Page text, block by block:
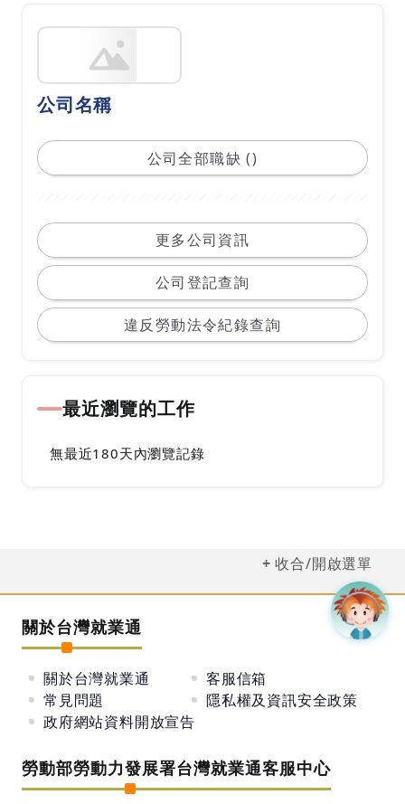
公司名稱
公司全部職缺 ()
更多公司資訊
公司登記查詢
違反勞動法令紀錄查詢
最近瀏覽的工作
無最近180天內瀏覽記錄
收合/開啟選單
關於台灣就業通
關於台灣就業通
客服信箱
常見問題
隱私權及資訊安全政策
政府網站資料開放宣告
勞動部勞動力發展署台灣就業通客服中心